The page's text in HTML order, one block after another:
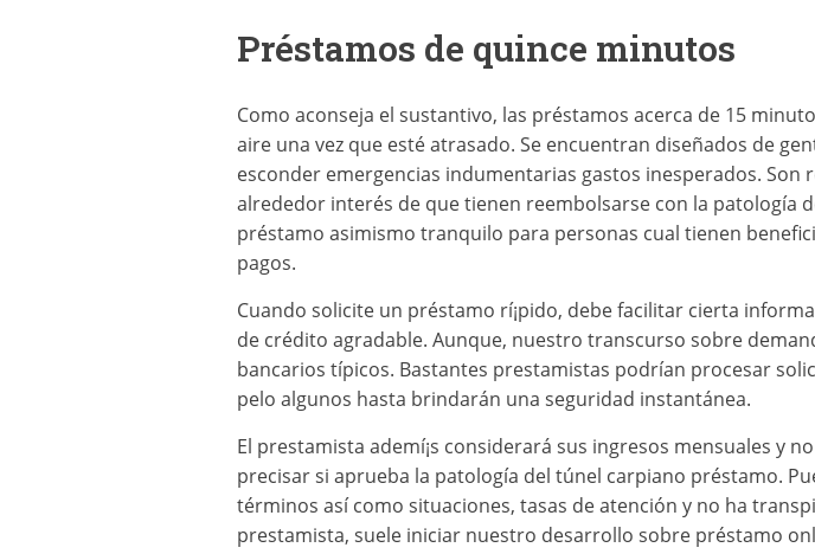
Préstamos de quince minutos
Como aconseja el sustantivo, las préstamos acerca de 15
aire una vez que esté atrasado. Se encuentran diseñados de
esconder emergencias indumentarias gastos inesperados.
alrededor interés de que tienen reembolsarse con la patologí­a
préstamo asimismo tranquilo para personas cual tienen
pagos.
Cuando solicite un préstamo rí¡pido, debe facilitar cierta
de crédito agradable. Aunque, nuestro transcurso sobre
bancarios tí­picos. Bastantes prestamistas podrían procesar
pelo algunos hasta brindarán una seguridad instantánea.
El prestamista ademí¡s considerará sus ingresos mensuales y
precisar si aprueba la patologí­a del túnel carpiano préstamo.
términos así­ como situaciones, tasas de atención y no ha
prestamista, suele iniciar nuestro desarrollo sobre préstamo